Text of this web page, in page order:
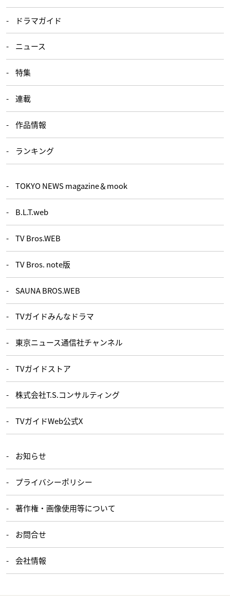
ドラマガイド
ニュース
特集
連載
作品情報
ランキング
TOKYO NEWS magazine＆mook
B.L.T.web
TV Bros.WEB
TV Bros. note版
SAUNA BROS.WEB
TVガイドみんなドラマ
東京ニュース通信社チャンネル
TVガイドストア
株式会社T.S.コンサルティング
TVガイドWeb公式X
お知らせ
プライバシーポリシー
著作権・画像使用等について
お問合せ
会社情報